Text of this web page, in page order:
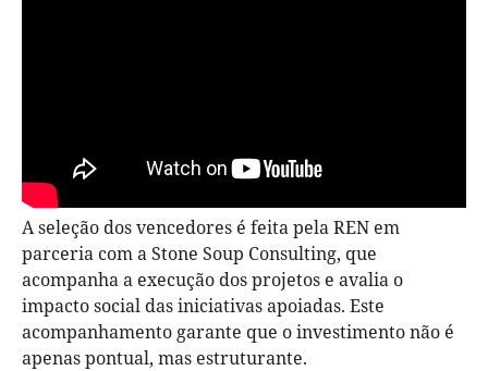
A seleção dos vencedores é feita pela REN em
parceria com a Stone Soup Consulting, que
acompanha a execução dos projetos e avalia o
impacto social das iniciativas apoiadas. Este
acompanhamento garante que o investimento não é
apenas pontual, mas estruturante.